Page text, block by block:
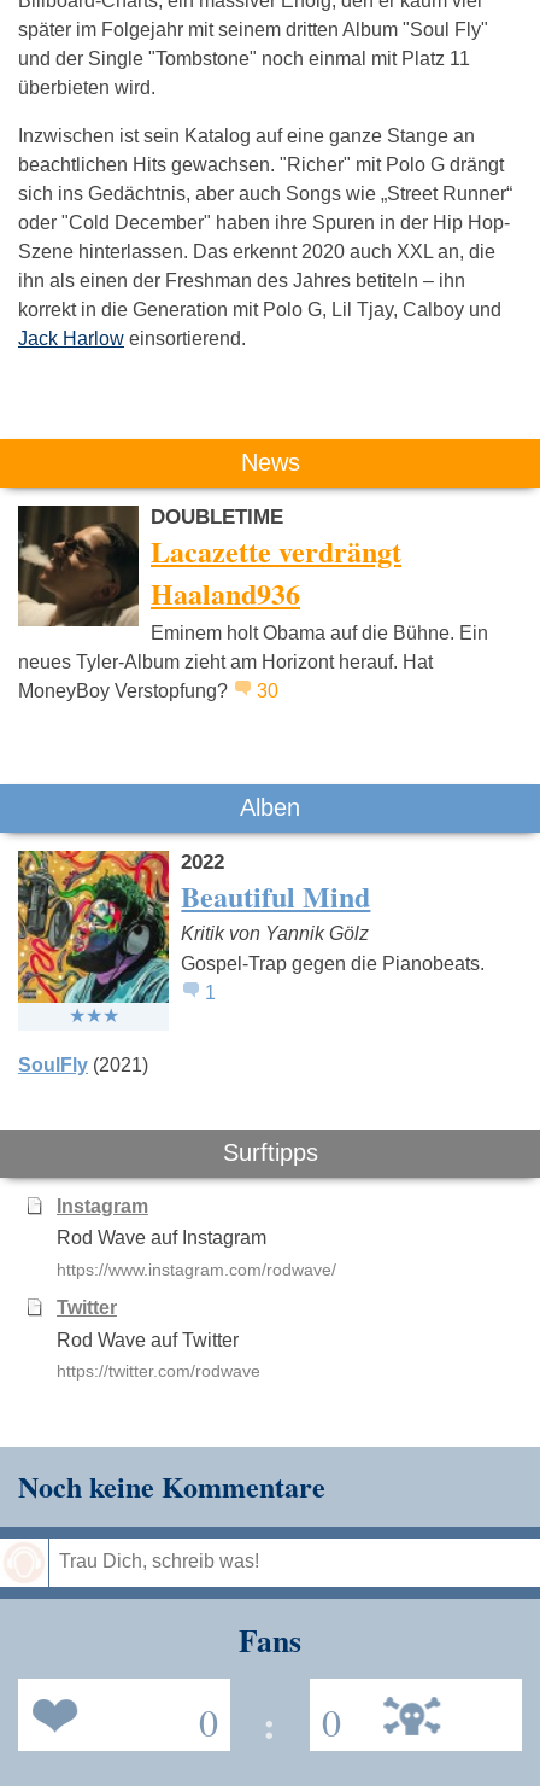
später im Folgejahr mit seinem dritten Album "Soul Fly"
und der Single "Tombstone" noch einmal mit Platz 11
überbieten wird.
Inzwischen ist sein Katalog auf eine ganze Stange an
beachtlichen Hits gewachsen. "Richer" mit Polo G drängt
sich ins Gedächtnis, aber auch Songs wie „Street Runner“
oder "Cold December" haben ihre Spuren in der Hip Hop-
Szene hinterlassen. Das erkennt 2020 auch XXL an, die
ihn als einen der Freshman des Jahres betiteln – ihn
korrekt in die Generation mit Polo G, Lil Tjay, Calboy und
Jack Harlow einsortierend.
Das könnte Dich auch interessieren:
Pashanim Bibiza
News
DOUBLETIME
Lacazette verdrängt
Haaland936
Eminem holt Obama auf die Bühne. Ein
neues Tyler-Album zieht am Horizont herauf. Hat
MoneyBoy Verstopfung?
30
Alben
2022
Beautiful Mind
Kritik von Yannik Gölz
Gospel-Trap gegen die Pianobeats.
1
SoulFly (2021)
Surftipps
Instagram
Rod Wave auf Instagram
https://www.instagram.com/rodwave/
Twitter
Rod Wave auf Twitter
https://twitter.com/rodwave
Noch keine Kommentare
Fans
0 : 0